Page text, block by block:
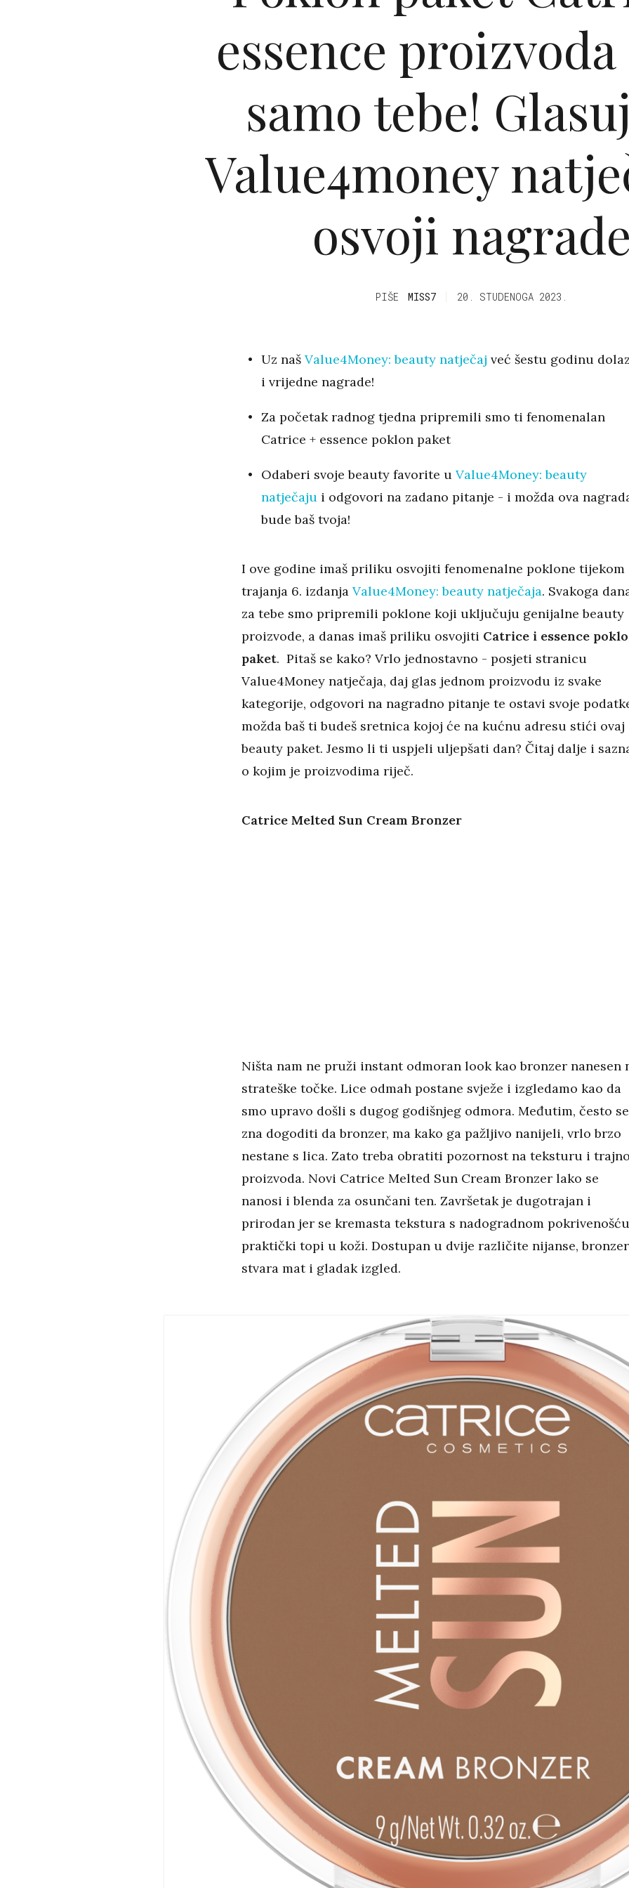
essence proizvoda
samo tebe!
Value4money
osvoji nagrade
PIŠE MISS7 20. STUDENOGA 2023.
Uz naš Value4Money: beauty natječaj već šestu godinu
i vrijedne nagrade!
Za početak radnog tjedna pripremili smo ti fenomenalan
Catrice + essence poklon paket
Odaberi svoje beauty favorite u Value4Money: beauty
natječaju i odgovori na zadano pitanje - i možda ova
bude baš tvoja!
I ove godine imaš priliku osvojiti fenomenalne poklone tijekom
trajanja 6. izdanjaValue4Money: beauty natječaja. Svakoga
za tebe smo pripremili poklone koji uključuju genijalne beauty
proizvode, a danas imaš priliku osvojiti Catrice i essence
paket. Pitaš se kako? Vrlo jednostavno - posjeti stranicu
Value4Money natječaja, daj glas jednom proizvodu iz svake
kategorije, odgovori na nagradno pitanje te ostavi svoje
možda baš ti budeš sretnica kojoj će na kućnu adresu stići ovaj
beauty paket. Jesmo li ti uspjeli uljepšati dan? Čitaj dalje i
o kojim je proizvodima riječ.
Catrice Melted Sun Cream Bronzer
Ništa nam ne pruži instant odmoran look kao bronzer nanesen
strateške točke. Lice odmah postane svježe i izgledamo kao da
smo upravo došli s dugog godišnjeg odmora. Međutim, često se
zna dogoditi da bronzer, ma kako ga pažljivo nanijeli, vrlo brzo
nestane s lica. Zato treba obratiti pozornost na teksturu i
proizvoda. Novi Catrice Melted Sun Cream Bronzer lako se
nanosi i blenda za osunčani ten. Završetak je dugotrajan i
prirodan jer se kremasta tekstura s nadogradnom pokrivenošću
praktički topi u koži. Dostupan u dvije različite nijanse, bronzer
stvara mat i gladak izgled.